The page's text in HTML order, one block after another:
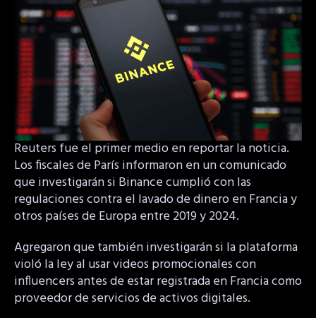
Reuters fue el primer medio en reportar la noticia.
Los fiscales de París informaron en un comunicado
que investigarán si Binance cumplió con las
regulaciones contra el lavado de dinero en Francia y
otros países de Europa entre 2019 y 2024.
Agregaron que también investigarán si la plataforma
violó la ley al usar videos promocionales con
influencers antes de estar registrada en Francia como
proveedor de servicios de activos digitales.